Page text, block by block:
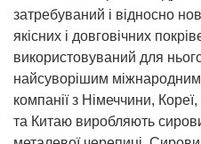
затребуваний і відносно
якісних і довговічних
використовуваний для
найсуворішим
компанії з Німеччини,
та Китаю виробляють